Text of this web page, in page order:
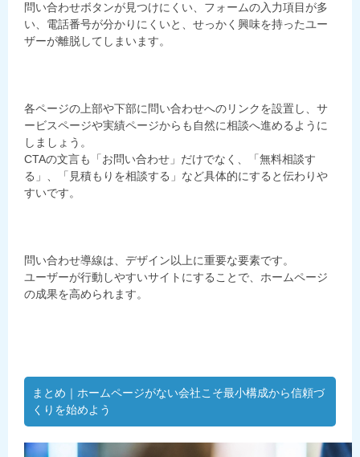
問い合わせボタンが見つけにくい、フォームの入力項目が多
い、電話番号が分かりにくいと、せっかく興味を持ったユー
ザーが離脱してしまいます。
各ページの上部や下部に問い合わせへのリンクを設置し、サ
ービスページや実績ページからも自然に相談へ進めるように
しましょう。
CTAの文言も「お問い合わせ」だけでなく、「無料相談す
る」、「見積もりを相談する」など具体的にすると伝わりや
すいです。
問い合わせ導線は、デザイン以上に重要な要素です。
ユーザーが行動しやすいサイトにすることで、ホームページ
の成果を高められます。
まとめ｜ホームページがない会社こそ最小構成から信頼づ
くりを始めよう